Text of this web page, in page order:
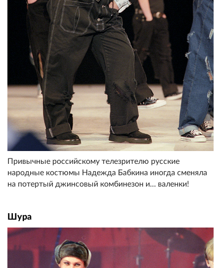
Привычные российскому телезрителю русские
народные костюмы Надежда Бабкина иногда сменяла
на потертый джинсовый комбинезон и… валенки!
Шура